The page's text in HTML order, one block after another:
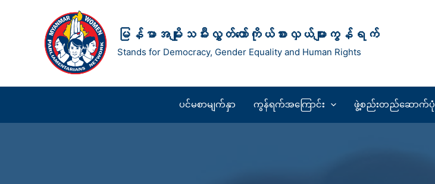
မြန်မာအမျိုးသမီးလွှတ်တော်ကိုယ်စားလှယ်များကွန်ရက်
Stands for Democracy, Gender Equality and Human Rights
ပင်မစာမျက်နှာ ကွန်ရက်အကြောင်း ဖွဲ့စည်းတည်ဆောက်ပုံ